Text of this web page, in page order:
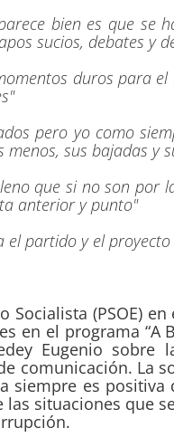
bien es que se
sucios, debates y
duros para
pero yo como
menos, sus bajadas y
que si no son por
anterior y punto"
el partido y el
Socialista (PSOE)
en el programa “A
Eugenio
comunicación. La
siempre es
las situaciones que